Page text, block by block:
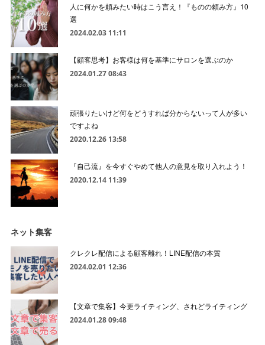
人に何かを頼みたい時はこう言え！『ものの頼み方』10
選
2024.02.03 11:11
【顧客思考】お客様は何を基準にサロンを選ぶのか
2024.01.27 08:43
頑張りたいけど何をどうすれば分からないって人が多い
ですよね
2020.12.26 13:58
『自己流』を今すぐやめて他人の意見を取り入れよう！
2020.12.14 11:39
ネット集客
クレクレ配信による顧客離れ！LINE配信の本質
2024.02.01 12:36
【文章で集客】今更ライティング、されどライティング
2024.01.28 09:48